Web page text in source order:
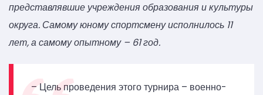
представлявшие учреждения образования и культуры
округа. Самому юному спортсмену исполнилось 11
лет, а самому опытному – 61 год.
– Цель проведения этого турнира – военно-